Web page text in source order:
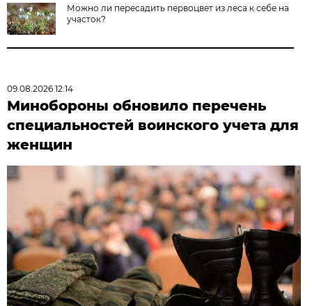
Можно ли пересадить первоцвет из леса к себе на
участок?
09.08.2026 12:14
Минобороны обновило перечень
специальностей воинского учета для
женщин